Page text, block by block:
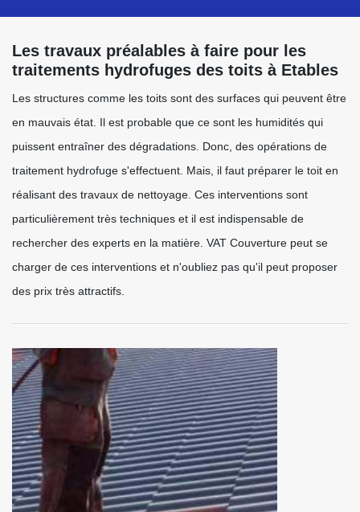
Les travaux préalables à faire pour les
traitements hydrofuges des toits à Etables
Les structures comme les toits sont des surfaces qui peuvent être
en mauvais état. Il est probable que ce sont les humidités qui
puissent entraîner des dégradations. Donc, des opérations de
traitement hydrofuge s'effectuent. Mais, il faut préparer le toit en
réalisant des travaux de nettoyage. Ces interventions sont
particulièrement très techniques et il est indispensable de
rechercher des experts en la matière. VAT Couverture peut se
charger de ces interventions et n'oubliez pas qu'il peut proposer
des prix très attractifs.